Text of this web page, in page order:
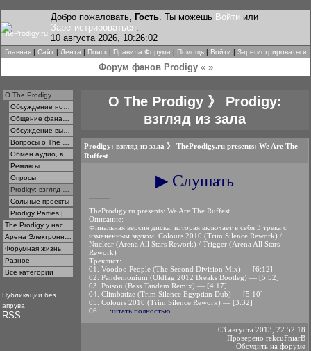
Добро пожаловать, Гость. Ты можешь Войти или
Зарегистрироваться.
10 августа 2026, 10:26:02
Главная | Сайт | Лента | Поиск | Правила Форума | Помощь | Войти | Зарегистрироваться
Форум фанов Prodigy« »
О The Prodigy
Обсуждение выступлений
Обмен аудио, видео и фотографиями
Ремиксы
Опросы
Сольные проекты
The Prodigy у нас
Форумная жизнь
Разное
Все категории
Публикации без
апрува
RSS
О The Prodigy 》 Prodigy:
взгляд из зала
Prodigy: взгляд из зала 》
TheProdigy.ru presents: We Are The
Ruffest
▶ Слушать
TheProdigy.ru presents: We Are The Ruffest
Описание:
Финальная версия диска, которая включает в себя 3 трека с
изменённым звуком: Colours 2010 (Trim Silence Rework) /
Nuclear (Arena All Stars Rework) / Trigger (Arena All Stars
Rework)
Треклист:
01. Voodoo People (The Second Division Mix) — [6:12]
02. Pandemonium (Oldfag 2012 Breaks Bootleg) — [5:52]
03. Poison (Bass Tandem Remix) — [4:17]
04. Climbatize (Trim Silence Egyptian Dub) — [5:10]
05. Colours 2010 (Trim Silence Rework) — [3:32]
06. ...читать полностью
03 августа 2013, 22:52:18
Проверено rekcuFniarВ
Обсудить на форуме